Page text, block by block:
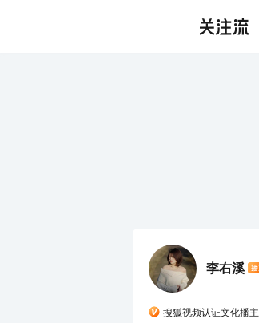
李右溪
搜狐视频认证文化播主